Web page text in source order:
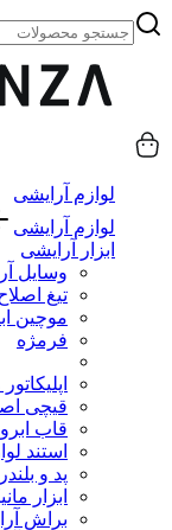
لوازم آرایشی
لوازم آرایشی
ابزار آرایشی
وسایل
تیغ
موچین
فرمژه
قیچی
قاب ابرو
استند
پد و
ابزار
براش